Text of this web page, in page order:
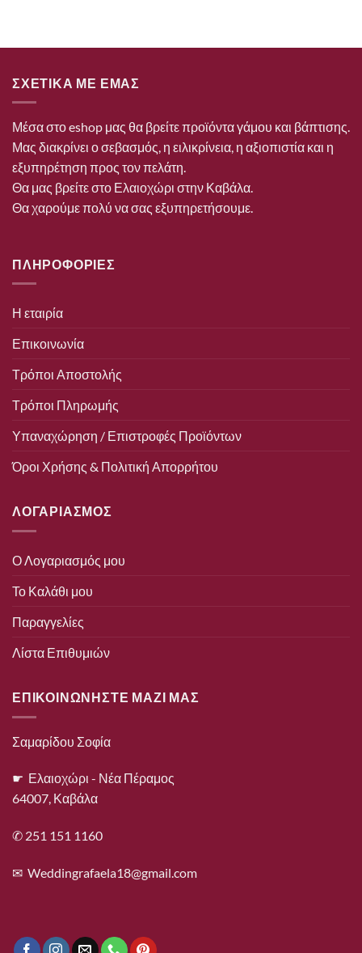
ΣΧΕΤΙΚΑ ΜΕ ΕΜΑΣ
Μέσα στο eshop μας θα βρείτε προϊόντα γάμου και βάπτισης.
Μας διακρίνει ο σεβασμός, η ειλικρίνεια, η αξιοπιστία και η
εξυπηρέτηση προς τον πελάτη.
Θα μας βρείτε στο Ελαιοχώρι στην Καβάλα.
Θα χαρούμε πολύ να σας εξυπηρετήσουμε.
ΠΛΗΡΟΦΟΡΙΕΣ
Η εταιρία
Επικοινωνία
Τρόποι Αποστολής
Τρόποι Πληρωμής
Υπαναχώρηση / Επιστροφές Προϊόντων
Όροι Χρήσης & Πολιτική Απορρήτου
ΛΟΓΑΡΙΑΣΜΟΣ
Ο Λογαριασμός μου
Το Καλάθι μου
Παραγγελίες
Λίστα Επιθυμιών
ΕΠΙΚΟΙΝΩΝΗΣΤΕ ΜΑΖΙ ΜΑΣ
Σαμαρίδου Σοφία
☛ Ελαιοχώρι - Νέα Πέραμος
64007, Καβάλα
✆ 251 151 1160
✉ Weddingrafaela18@gmail.com